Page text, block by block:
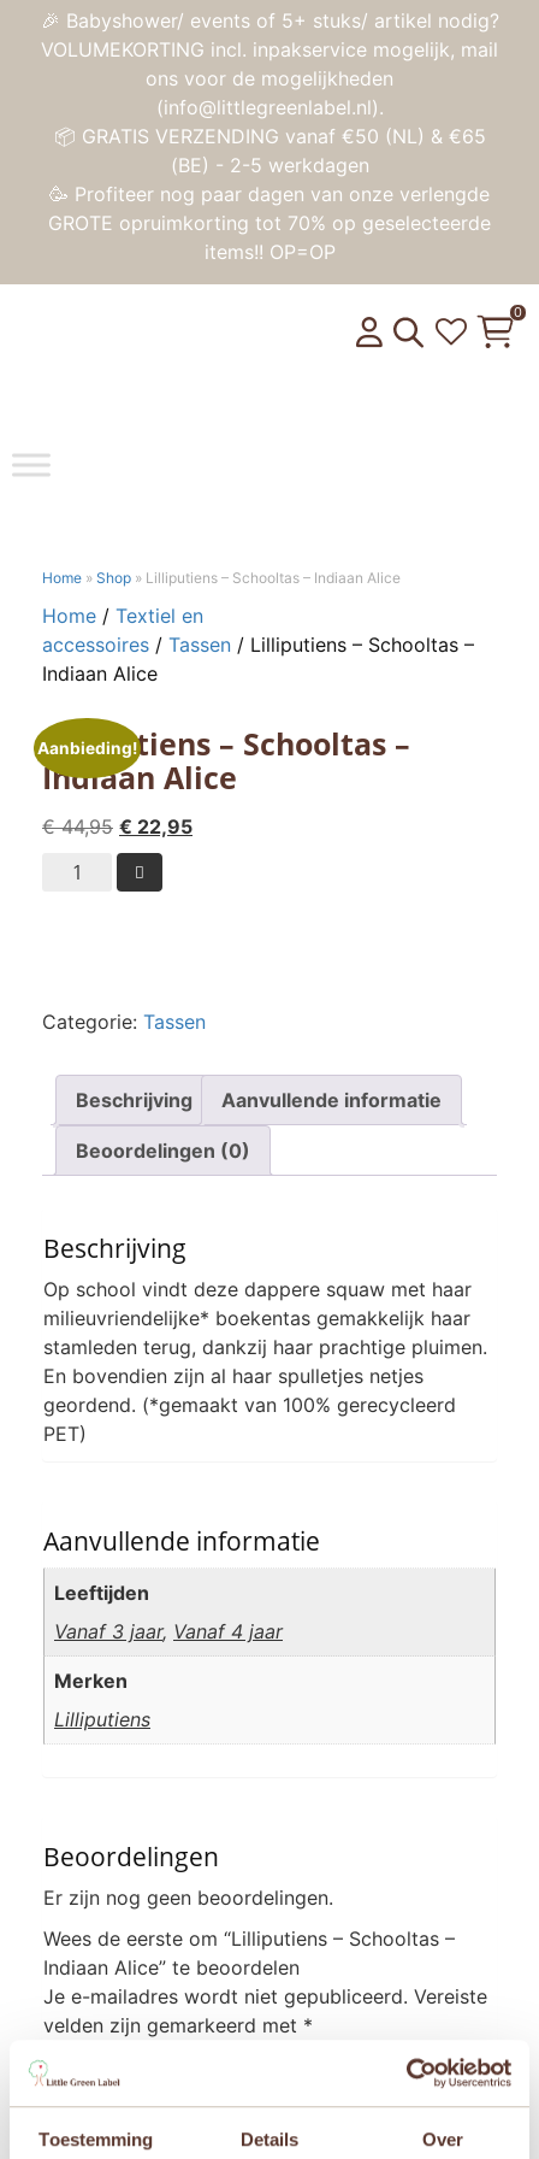
Toestemming Details Over
🎉 Babyshower/ events of 5+ stuks/ artikel nodig?
VOLUMEKORTING incl. inpakservice mogelijk, mail
ons voor de mogelijkheden
(info@littlegreenlabel.nl).
📦 GRATIS VERZENDING vanaf €50 (NL) & €65
(BE) - 2-5 werkdagen
🥳 Profiteer nog paar dagen van onze verlengde
GROTE opruimkorting tot 70% op geselecteerde
items!! OP=OP
Toggle
0
Home » Shop » Lilliputiens – Schooltas – Indiaan Alice
Home / Textiel en
accessoires / Tassen / Lilliputiens – Schooltas –
Indiaan Alice
Aanbieding!
Lilliputiens – Schooltas –
Indiaan Alice
€44,95 Oorspronkelijke
prijs
was:
€ 22,95Huidige
Lilliputiens
Alice
aantal

Categorie: Tassen
Beschrijving Aanvullende informatie
Beoordelingen (0)
Beschrijving
Op school vindt deze dappere squaw met haar
milieuvriendelijke* boekentas gemakkelijk haar
stamleden terug, dankzij haar prachtige pluimen.
En bovendien zijn al haar spulletjes netjes
geordend. (*gemaakt van 100% gerecycleerd
PET)
Aanvullende informatie
Leeftijden
Vanaf 3 jaar, Vanaf 4 jaar
Merken
Lilliputiens
Beoordelingen
Er zijn nog geen beoordelingen.
Wees de eerste om “Lilliputiens – Schooltas –
Indiaan Alice” te beoordelen
Je e-mailadres wordt niet gepubliceerd. Vereiste
velden zijn gemarkeerd met *
Je waardering
Je beoordeling